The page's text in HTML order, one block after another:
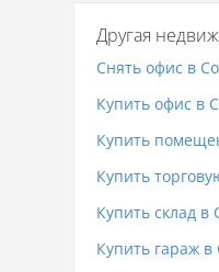
Другая
Снять офис в
Купить офис в
Купить
Купить
Купить склад в
Купить гараж